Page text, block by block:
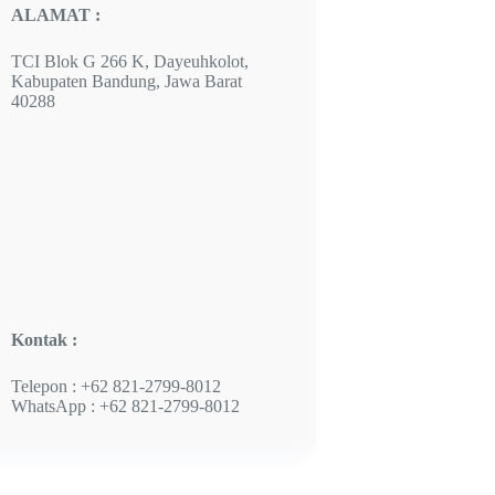
ALAMAT :
TCI Blok G 266 K, Dayeuhkolot,
Kabupaten Bandung, Jawa Barat
40288
Kontak :
Telepon : +62 821-2799-8012
WhatsApp : +62 821-2799-8012